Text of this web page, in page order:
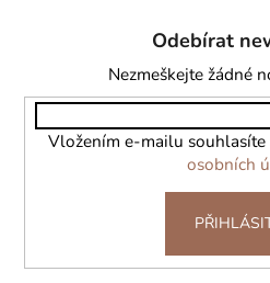
Odebírat
Nezmeškejte žádné
Vložením e-mailu souhlasíte
osobních